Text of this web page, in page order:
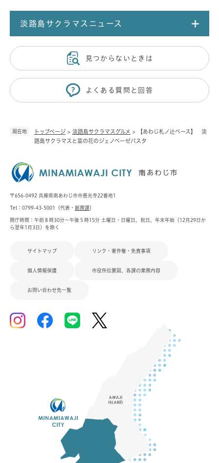
現在地 トップページ > 淡路島サクラマスグルメ >
【あわじ札ノ辻ベース】 淡
路島サクラマスと菜の花のジェノベーゼパスタ
淡路島サクラマスニュース
見つからないときは
よくある質問と回答
〒656-0492 兵庫県南あわじ市市善光寺22番地1
Tel：0799-43-5001（代表・ 総務課）
開庁時間：午前８時30分～午後５時15分 土曜日・日曜日、祝日、年末年始（12月29日か
ら翌年1月3日）を除く
サイトマップ リンク・著作権・免責事項
個人情報保護 市役所位置図、各課の業務内容
お問い合わせ先一覧